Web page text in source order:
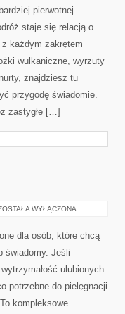
pierwotnej
staje się relacją o
każdym zakrętem
wulkaniczne, wyrzuty
znajdziesz tu
przygodę świadomie.
zastygłe […]
RETRO
WYŁĄCZONA
dla osób, które chcą
świadomy. Jeśli
ulubionych
potrzebne do pielęgnacji
kompleksowe